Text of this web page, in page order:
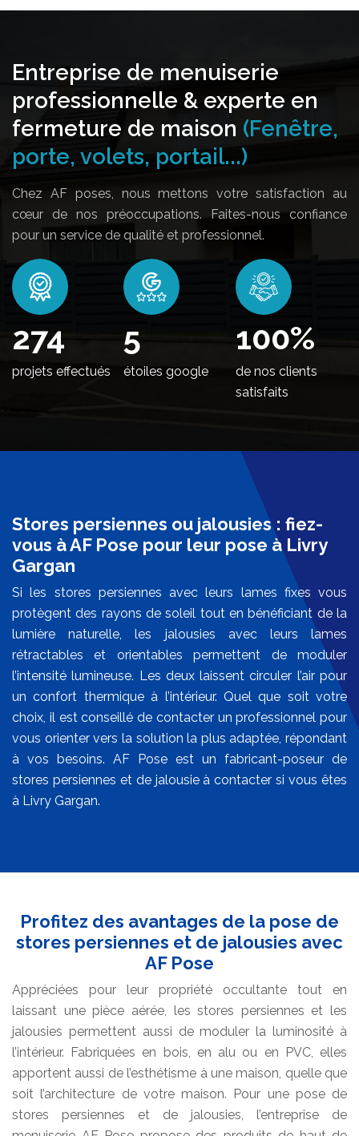
Entreprise de menuiserie
professionnelle & experte en
fermeture de maison (Fenêtre,
porte, volets, portail...)
Chez AF poses, nous mettons votre satisfaction au
cœur de nos préoccupations. Faites-nous confiance
pour un service de qualité et professionnel.
332
projets effectués
5
étoiles google
100%
de nos clients
satisfaits
Stores persiennes ou jalousies : fiez-
vous à AF Pose pour leur pose à Livry
Gargan
Si les stores persiennes avec leurs lames fixes vous
protègent des rayons de soleil tout en bénéficiant de la
lumière naturelle, les jalousies avec leurs lames
rétractables et orientables permettent de moduler
l’intensité lumineuse. Les deux laissent circuler l’air pour
un confort thermique à l’intérieur. Quel que soit votre
choix, il est conseillé de contacter un professionnel pour
vous orienter vers la solution la plus adaptée, répondant
à vos besoins. AF Pose est un fabricant-poseur de
stores persiennes et de jalousie à contacter si vous êtes
à Livry Gargan.
Profitez des avantages de la pose de
stores persiennes et de jalousies avec
AF Pose
Appréciées pour leur propriété occultante tout en
laissant une pièce aérée, les stores persiennes et les
jalousies permettent aussi de moduler la luminosité à
l’intérieur. Fabriquées en bois, en alu ou en PVC, elles
apportent aussi de l’esthétisme à une maison, quelle que
soit l’architecture de votre maison. Pour une pose de
stores persiennes et de jalousies, l’entreprise de